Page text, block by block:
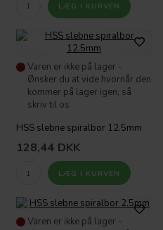
Varen er ikke på lager -
Ønsker du at vide hvornår den
kommer på lager igen, så
skriv til os
HSS slebne spiralbor 12.5mm
128,44 DKK
Varen er ikke på lager -